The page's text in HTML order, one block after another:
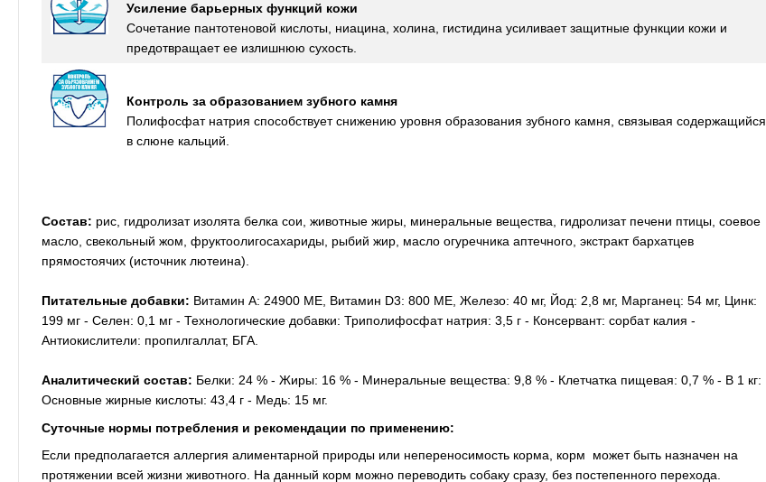
Усиление барьерных функций кожи
Сочетание пантотеновой кислоты, ниацина, холина, гистидина усиливает защитные функции кожи и
предотвращает ее излишнюю сухость.
Контроль за образованием зубного камня
Полифосфат натрия способствует снижению уровня образования зубного камня, связывая содержащийся
в слюне кальций.
Состав: рис, гидролизат изолята белка сои, животные жиры, минеральные вещества, гидролизат печени птицы, соевое
масло, свекольный жом, фруктоолигосахариды, рыбий жир, масло огуречника аптечного, экстракт бархатцев
прямостоячих (источник лютеина).
Питательные добавки: Витамин A: 24900 ME, Витамин D3: 800 ME, Железо: 40 мг, Йод: 2,8 мг, Марганец: 54 мг, Цинк:
199 мг - Ceлeн: 0,1 мг - Технологические добавки: Триполифосфат натрия: 3,5 г - Консервант: сорбат калия -
Антиокислители: пропилгаллат, БГА.
Аналитический состав: Белки: 24 % - Жиры: 16 % - Минеральные вещества: 9,8 % - Клетчатка пищевая: 0,7 % - В 1 кг:
Основные жирные кислоты: 43,4 г - Медь: 15 мг.
Суточные нормы потребления и рекомендации по применению:
Если предполагается аллергия алиментарной природы или непереносимость корма, корм может быть назначен на
протяжении всей жизни животного. На данный корм можно переводить собаку сразу, без постепенного перехода.